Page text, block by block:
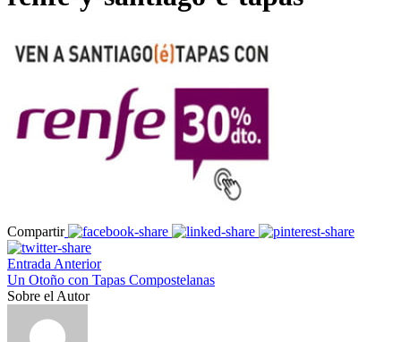
Compartir
Entrada Anterior
Un Otoño con Tapas Compostelanas
Sobre el Autor